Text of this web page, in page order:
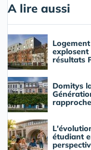
A lire aussi
explosent
résultats
Domitys
étudiant